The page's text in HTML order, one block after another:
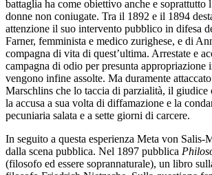
battaglia ha come obiettivo anche e soprattutto
donne non coniugate. Tra il 1892 e il 1894
attenzione il suo intervento pubblico in difesa
Farner, femminista e medico zurighese, e di
compagna di vita di quest’ultima. Arrestate e
campagna di odio per presunta appropriazione
vengono infine assolte. Ma duramente
Marschlins che lo taccia di parzialità, il giudice
la accusa a sua volta di diffamazione e la
pecuniaria salata e a sette giorni di carcere.
In seguito a questa esperienza Meta von Salis-
dalla scena pubblica. Nel 1897 pubblica
(filosofo ed essere soprannaturale), un libro